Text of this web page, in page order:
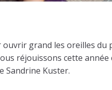
grand les oreilles du
réjouissons cette
Sandrine Kuster.